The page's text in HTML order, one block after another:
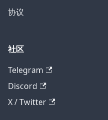
协议
社区
Telegram
Discord
X / Twitter